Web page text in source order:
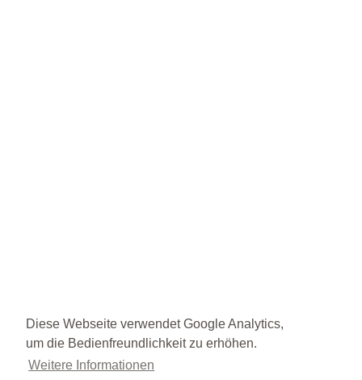
Diese Webseite verwendet Google Analytics,
um die Bedienfreundlichkeit zu erhöhen.
Weitere Informationen